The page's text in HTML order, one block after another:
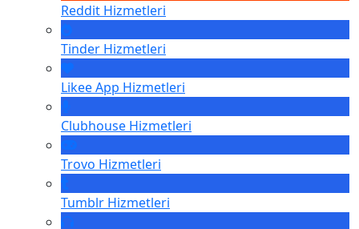
Reddit Hizmetleri
Tinder Hizmetleri
Likee App Hizmetleri
Clubhouse Hizmetleri
Trovo Hizmetleri
Tumblr Hizmetleri